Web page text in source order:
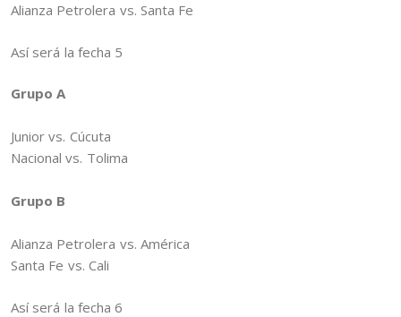
​Alianza Petrolera vs. Santa Fe
Así será la fecha 5
Grupo A
Junior vs. Cúcuta
​Nacional vs. Tolima
Grupo B
​Alianza Petrolera vs. América
​Santa Fe vs. Cali
Así será la fecha 6